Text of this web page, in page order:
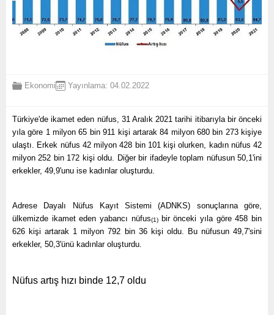
Ekonomi Yayınlama: 04.02.2022
Türkiye'de ikamet eden nüfus, 31 Aralık 2021 tarihi itibarıyla bir önceki
yıla göre 1 milyon 65 bin 911 kişi artarak 84 milyon 680 bin 273 kişiye
ulaştı. Erkek nüfus 42 milyon 428 bin 101 kişi olurken, kadın nüfus 42
milyon 252 bin 172 kişi oldu. Diğer bir ifadeyle toplam nüfusun 50,1'ini
erkekler, 49,9'unu ise kadınlar oluşturdu.
Adrese Dayalı Nüfus Kayıt Sistemi (ADNKS) sonuçlarına göre,
ülkemizde ikamet eden yabancı nüfus(1) bir önceki yıla göre 458 bin
626 kişi artarak 1 milyon 792 bin 36 kişi oldu. Bu nüfusun 49,7'sini
erkekler, 50,3'ünü kadınlar oluşturdu.
Nüfus artış hızı binde 12,7 oldu